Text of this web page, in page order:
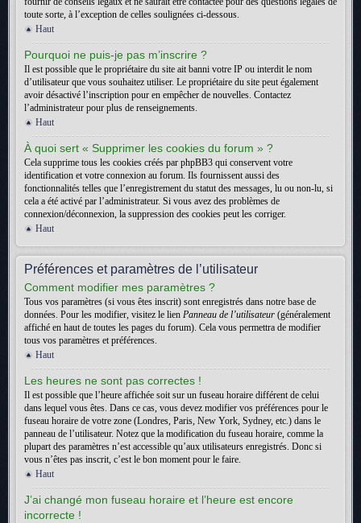
toute sorte, à l’exception de celles soulignées ci-dessous.
Haut
Pourquoi ne puis-je pas m’inscrire ?
Il est possible que le propriétaire du site ait banni votre IP ou interdit le nom
d’utilisateur que vous souhaitez utiliser. Le propriétaire du site peut également
avoir désactivé l’inscription pour en empêcher de nouvelles. Contactez
l’administrateur pour plus de renseignements.
Haut
À quoi sert « Supprimer les cookies du forum » ?
Cela supprime tous les cookies créés par phpBB3 qui conservent votre
identification et votre connexion au forum. Ils fournissent aussi des
fonctionnalités telles que l’enregistrement du statut des messages, lu ou non-lu, si
cela a été activé par l’administrateur. Si vous avez des problèmes de
connexion/déconnexion, la suppression des cookies peut les corriger.
Haut
Préférences et paramètres de l’utilisateur
Comment modifier mes paramètres ?
Tous vos paramètres (si vous êtes inscrit) sont enregistrés dans notre base de
données. Pour les modifier, visitez le lien Panneau de l’utilisateur (généralement
affiché en haut de toutes les pages du forum). Cela vous permettra de modifier
tous vos paramètres et préférences.
Haut
Les heures ne sont pas correctes !
Il est possible que l’heure affichée soit sur un fuseau horaire différent de celui
dans lequel vous êtes. Dans ce cas, vous devez modifier vos préférences pour le
fuseau horaire de votre zone (Londres, Paris, New York, Sydney, etc.) dans le
panneau de l’utilisateur. Notez que la modification du fuseau horaire, comme la
plupart des paramètres n’est accessible qu’aux utilisateurs enregistrés. Donc si
vous n’êtes pas inscrit, c’est le bon moment pour le faire.
Haut
J’ai changé mon fuseau horaire et l’heure est encore
incorrecte !